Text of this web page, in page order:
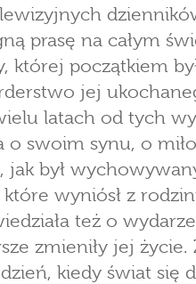
prasę na całym
której początkiem
jej
latach od tych
o swoim synu, o
jak był
wyniósł z
też o
zmieniły jej życie.
kiedy świat się